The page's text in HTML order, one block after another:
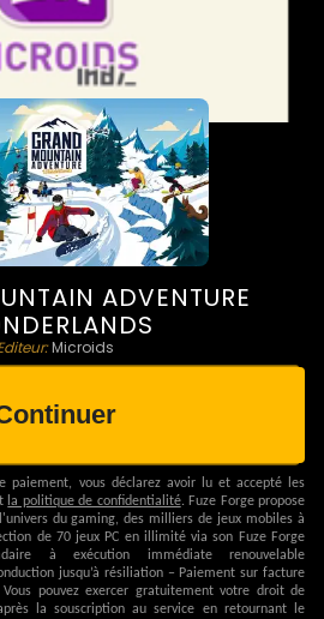
ADVENTURE
Microids
paiement, vous déclarez avoir lu et accepté les
la politique de confidentialité. Fuze Forge propose
du gaming, des milliers de jeux mobiles à
de 70 jeux PC en illimité via son Fuze Forge
à exécution immédiate renouvelable
jusqu’à résiliation – Paiement sur facture
Vous pouvez exercer gratuitement votre droit de
la souscription au service en retournant le